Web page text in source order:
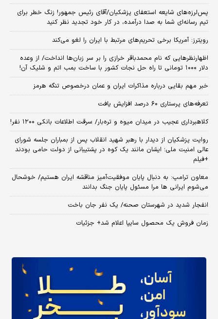
پس‌لرزه‌های شایعه استعفای پزشکیان/آقای رئیس جمهور! زنگ خطر برای
تیم رسانه‌ای شما به صدا درآمده، در کار خود تجدید نظر کنید
رویترز: آمریکا برخی تحریم‌های مرتبط با ایران را لغو می‌کند
اظهارنظرهایی که نام محمدباقر خرازی را بر سر زبان‌ها انداخت/ از وعده
دلار ۱۰۰۰ تومانی تا راه حل نجات کشور با ساخت بمب اتم و شلیک آن!
خبر مهم بقایی درباره مذاکرات ایران و عمان درخصوص تنگه هرمز
تعرفه‌های پرستاری ۶۰ درصد افزایش یافت
کلاهبرداری عجیب در میدان میوه و تره‌بار/ سرقت اطلاعات بانکی ۱۲۰۰ نفر!
روایت پزشکیان از دیدار با رهبر شهید انقلاب پس از بمباران جلسه شورای
عالی امنیت ملی؛ ایشان مانند یک کوه در پشتیبانی از دولت حامی بودند
+فیلم
معاون ترامپ: به دنبال پایان موفقیت‌آمیز مناقشه ایران هستیم/ خوشحال
می‌شوم ایرانی ها مرا مسئول پایان جنگ بدانند
انفجار شدید در شهرستان صحنه/ یک نفر جان باخت
زمان فروش یک محصول سایپا اعلام شد+ جزئیات